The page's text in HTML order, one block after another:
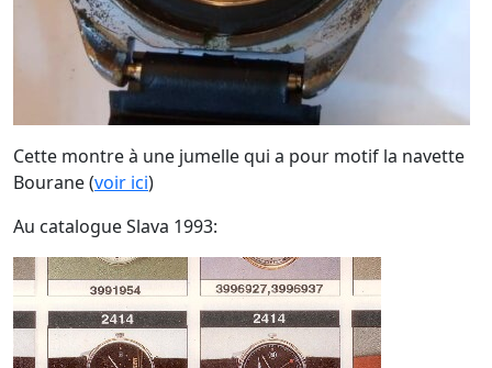
Cette montre à une jumelle qui a pour motif la navette
Bourane (voir ici)
Au catalogue Slava 1993: